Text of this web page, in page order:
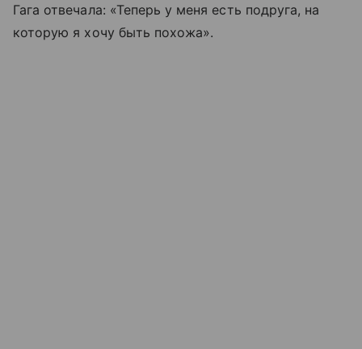
Гага отвечала: «Теперь у меня есть подруга, на
которую я хочу быть похожа».